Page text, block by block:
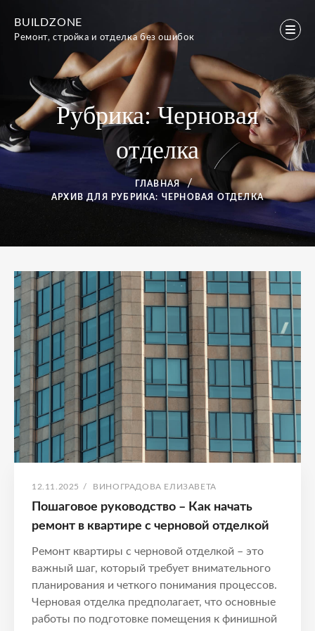
содержимому
BUILDZONE
Ремонт, стройка и отделка без ошибок
Рубрика:Черновая
отделка
ГЛАВНАЯ
АРХИВ ДЛЯ
РУБРИКА: ЧЕРНОВАЯ ОТДЕЛКА
Рубрика:
Черновая
отделка
ОПУБЛИКОВАНО
12.11.2025 / АВТОР:
ВИНОГРАДОВА ЕЛИЗАВЕТА
Пошаговое руководство – Как начать
ремонт в квартире с черновой отделкой
Ремонт квартиры с черновой отделкой – это
важный шаг, который требует внимательного
планирования и четкого понимания процессов.
Черновая отделка предполагает, что основные
работы по подготовке помещения к финишной